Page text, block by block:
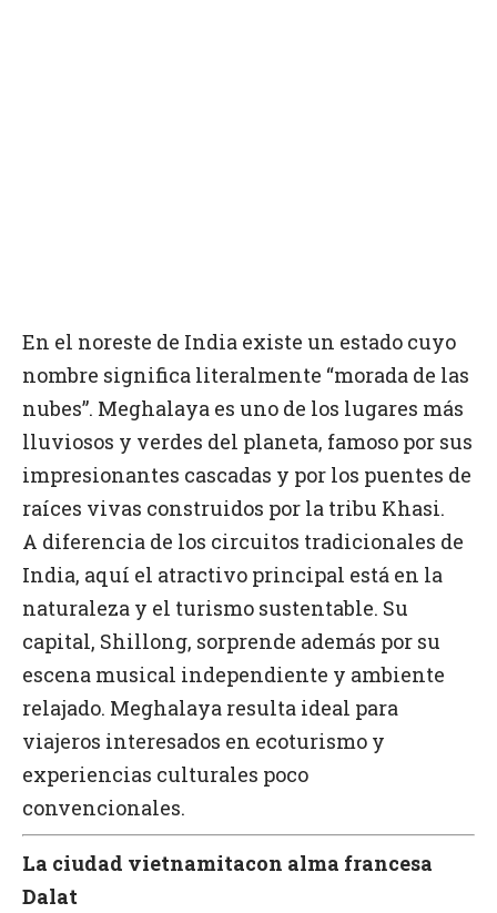
En el noreste de India existe un estado cuyo
nombre significa literalmente “morada de las
nubes”. Meghalaya es uno de los lugares más
lluviosos y verdes del planeta, famoso por sus
impresionantes cascadas y por los puentes de
raíces vivas construidos por la tribu Khasi.
A diferencia de los circuitos tradicionales de
India, aquí el atractivo principal está en la
naturaleza y el turismo sustentable. Su
capital, Shillong, sorprende además por su
escena musical independiente y ambiente
relajado. Meghalaya resulta ideal para
viajeros interesados en ecoturismo y
experiencias culturales poco
convencionales.
La ciudad vietnamitacon alma francesa
Dalat